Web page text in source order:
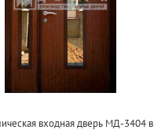
входная дверь МД-3404 в